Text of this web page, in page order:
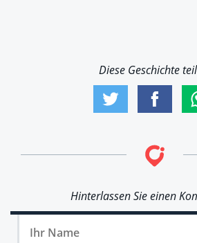
Diese Geschichte
Hinterlassen Sie einen